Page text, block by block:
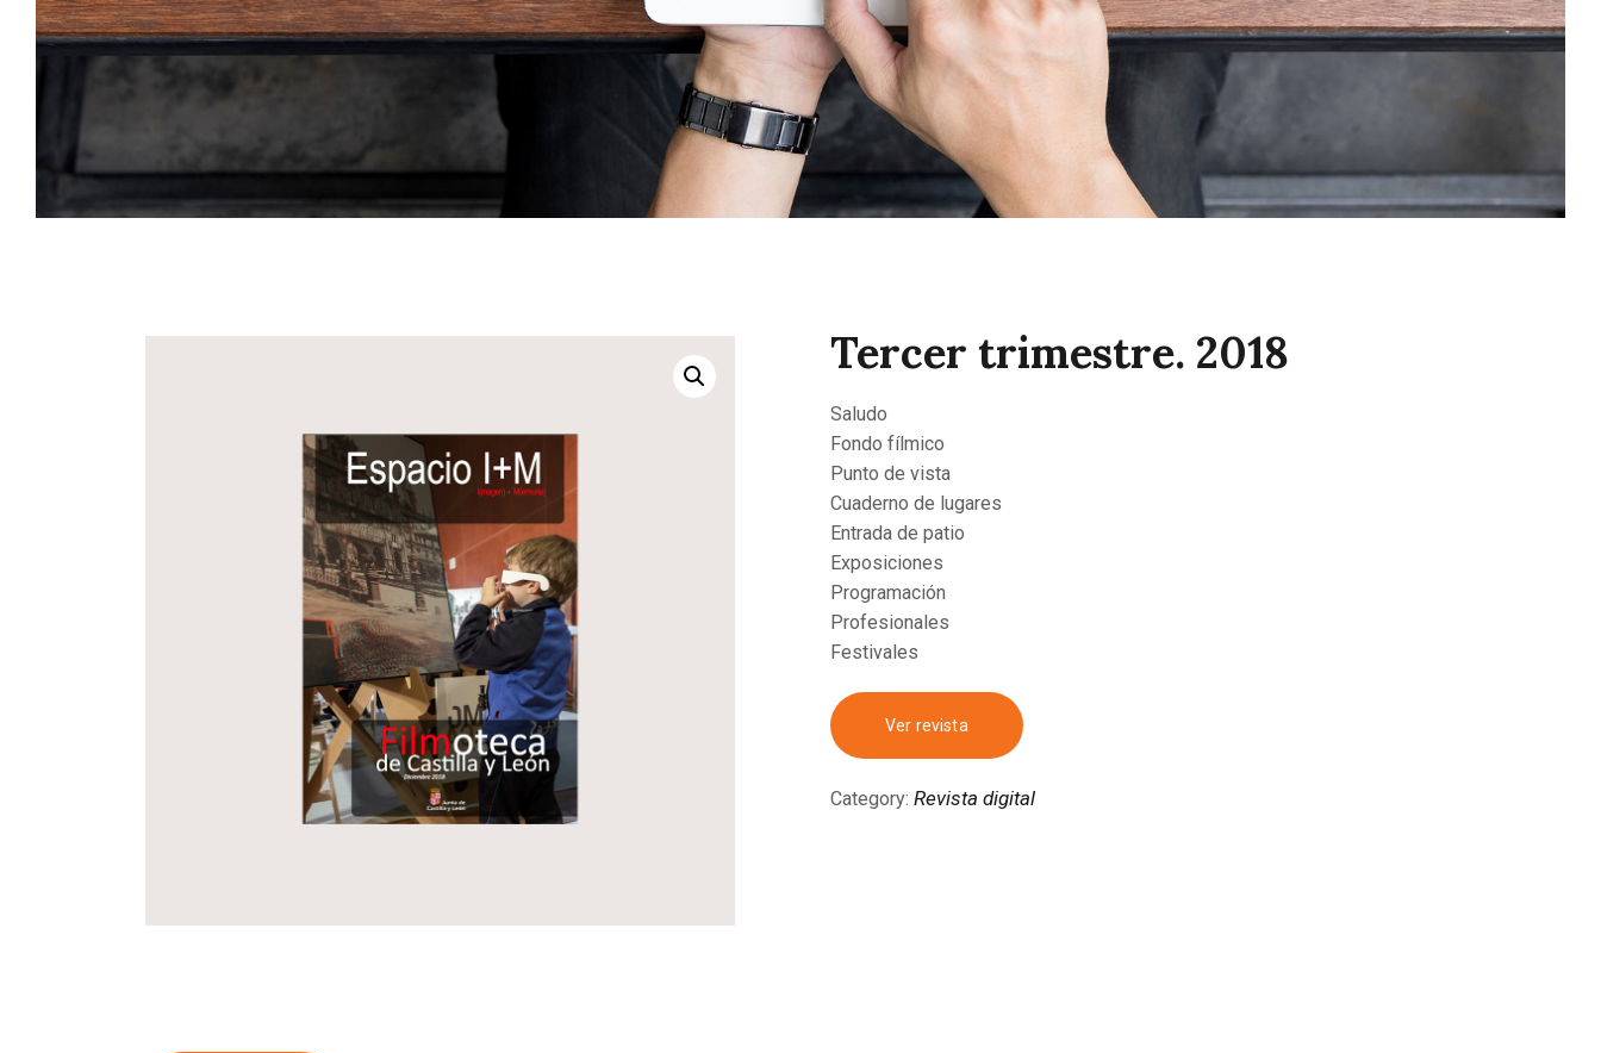
CONTACTAR
Tercer trimestre. 2018
Saludo
Fondo fílmico
Punto de vista
Cuaderno de lugares
Entrada de patio
Exposiciones
Programación
Profesionales
Festivales
Ver revista
Category: Revista digital